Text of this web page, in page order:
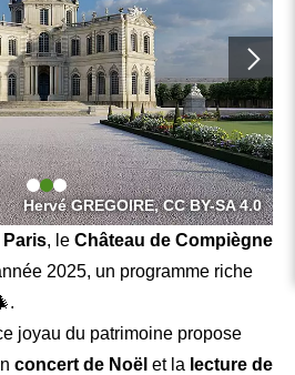
Hervé GREGOIRE, CC BY-SA 4.0
Paris, le Château de Compiègne
2025, un programme riche
joyau du patrimoine propose
concert de Noël et la lecture de